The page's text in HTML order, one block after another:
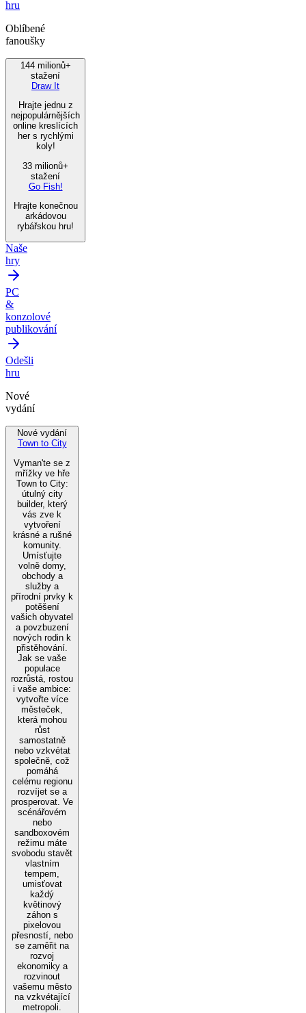
hru
Oblíbené
fanoušky
144 milionů+
stažení
Draw It
Hrajte jednu z
nejpopulárnějších
online kreslících
her s rychlými
koly!
33 milionů+
stažení
Go Fish!
Hrajte konečnou
arkádovou
rybářskou hru!
Naše
hry
PC
&
konzolové
publikování
Odešli
hru
Nové
vydání
Nové vydání
Town to City
Vyman'te se z
mřížky ve hře
Town to City:
útulný city
builder, který
vás zve k
vytvoření
krásné a rušné
komunity.
Umísťujte
volně domy,
obchody a
služby a
přírodní prvky k
potěšení
vašich obyvatel
a povzbuzení
nových rodin k
přistěhování.
Jak se vaše
populace
rozrůstá, rostou
i vaše ambice:
vytvořte více
městeček,
která mohou
růst
samostatně
nebo vzkvétat
společně, což
pomáhá
celému regionu
rozvíjet se a
prosperovat. Ve
scénářovém
nebo
sandboxovém
režimu máte
svobodu stavět
vlastním
tempem,
umisťovat
každý
květinový
záhon s
pixelovou
přesností, nebo
se zaměřit na
rozvoj
ekonomiky a
rozvinout
vašemu město
na vzkvétající
metropoli.